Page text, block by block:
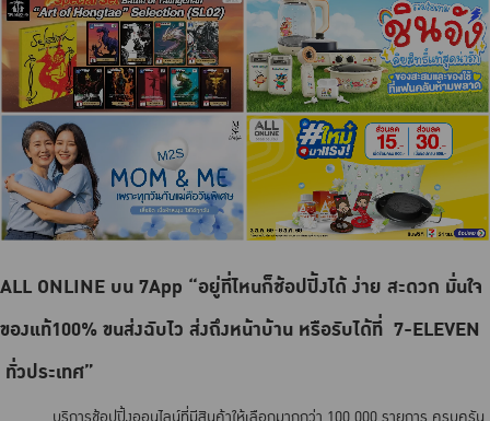
ALL ONLINE บน 7App “อยู่ที่ไหนก็ช้อปปิ้งได้ ง่าย สะดวก มั่นใจ
ของแท้100% ขนส่งฉับไว ส่งถึงหน้าบ้าน หรือรับได้ที่ 7-ELEVEN
ทั่วประเทศ”